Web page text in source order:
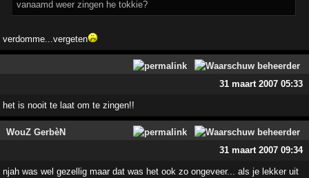
vanaamd weer zingen he tokkie?
verdomme...vergeten
31 maart 2007 05:33
het is nooit te laat om te zingen!!
WouZ GerbèN
31 maart 2007 09:34
njah was wel gezellig maar dat was het ook zo ongeveer... als je lekker uit